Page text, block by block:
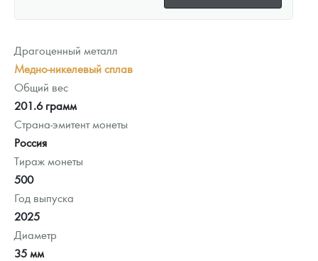
Драгоценный металл
Медно-никелевый сплав
Общий вес
201.6 грамм
Страна-эмитент монеты
Россия
Тираж монеты
500
Год выпуска
2025
Диаметр
35 мм